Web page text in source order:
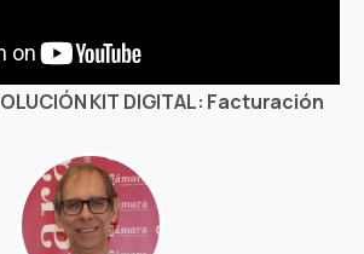
KIT DIGITAL: Facturación